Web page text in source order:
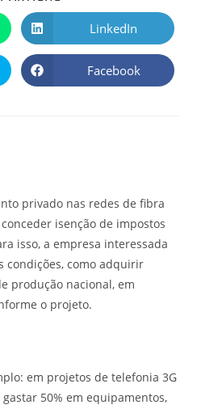
LinkedIn
Facebook
privado nas redes de fibra
isenção de impostos
isso, a empresa interessada
condições, como adquirir
produção nacional, em
o projeto.
em projetos de telefonia 3G
50% em equipamentos,